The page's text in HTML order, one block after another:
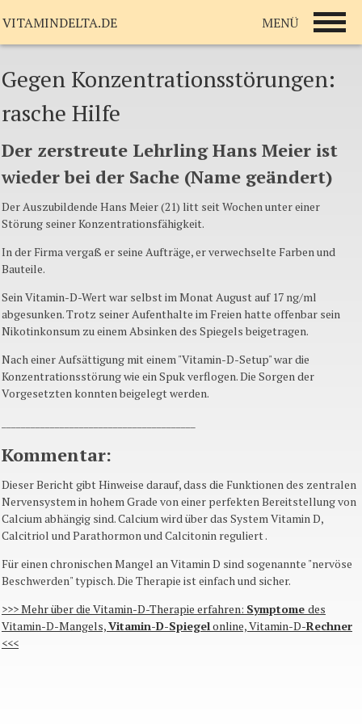
Gegen Konzentrationsstörungen:
rasche Hilfe
Der zerstreute Lehrling Hans Meier ist
wieder bei der Sache (Name geändert)
Der Auszubildende Hans Meier (21) litt seit Wochen unter einer
Störung seiner Konzentrationsfähigkeit.
In der Firma vergaß er seine Aufträge, er verwechselte Farben und
Bauteile.
Sein Vitamin-D-Wert war selbst im Monat August auf 17 ng/ml
abgesunken. Trotz seiner Aufenthalte im Freien hatte offenbar sein
Nikotinkonsum zu einem Absinken des Spiegels beigetragen.
Nach einer Aufsättigung mit einem "Vitamin-D-Setup" war die
Konzentrationsstörung wie ein Spuk verflogen. Die Sorgen der
Vorgesetzten konnten beigelegt werden.
Kommentar:
Dieser Bericht gibt Hinweise darauf, dass die Funktionen des zentralen
Nervensystem in hohem Grade von einer perfekten Bereitstellung von
Calcium abhängig sind. Calcium wird über das System Vitamin D,
Calcitriol und Parathormon und Calcitonin reguliert .
Für einen chronischen Mangel an Vitamin D sind sogenannte "nervöse
Beschwerden" typisch. Die Therapie ist einfach und sicher.
>>> Mehr über die Vitamin-D-Therapie erfahren: Symptome des
Vitamin-D-Mangels,Vitamin-D-Spiegelonline, Vitamin-D-Rechner
<<<
VITAMINDELTA.DE MENÜ